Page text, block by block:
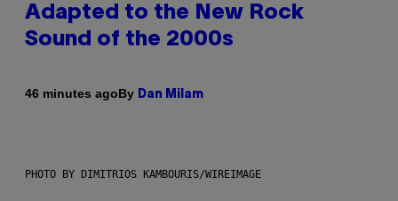
Adapted to the New Rock
Sound of the 2000s
46 minutes agoBy Dan Milam
PHOTO BY DIMITRIOS KAMBOURIS/WIREIMAGE